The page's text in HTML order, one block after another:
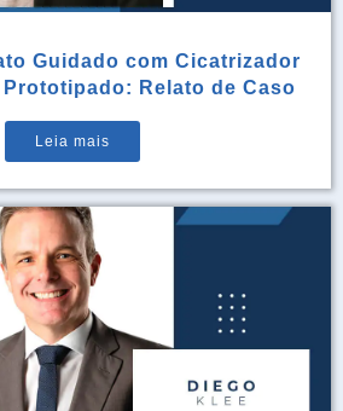
Guidado com Cicatrizador
Relato de Caso
Leia mais